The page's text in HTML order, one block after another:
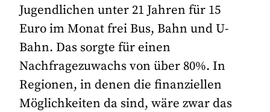
Jugendlichen unter 21 Jahren für 15
Euro im Monat frei Bus, Bahn und U-
Bahn. Das sorgte für einen
Nachfragezuwachs von über 80%. In
Regionen, in denen die finanziellen
Möglichkeiten da sind, wäre zwar das